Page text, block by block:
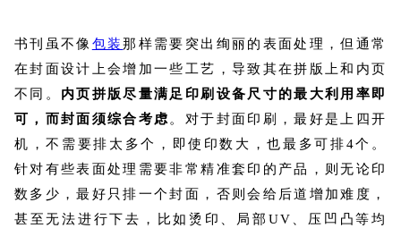
书刊虽不像 包装那样需要突出绚丽的表面处理，但通常
在封面设计上会增加一些工艺，导致其在拼版上和内页
不同。 内页拼版尽量满足印刷设备尺寸的最大利用率即
可，而封面须综合考虑 。对于封面印刷，最好是上四开
机，不需要排太多个，即使印数大，也最多可排4个。
针对有些表面处理需要非常精准套印的产品，则无论印
数多少，最好只排一个封面，否则会给后道增加难度，
甚至无法进行下去，比如烫印、局部UV、压凹凸等均